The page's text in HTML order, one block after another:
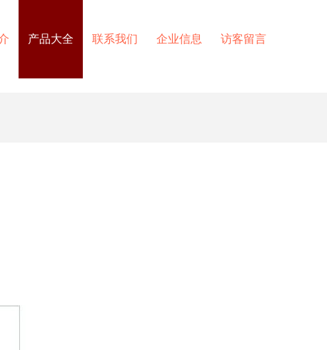
产品大全 联系我们 企业信息 访客留言